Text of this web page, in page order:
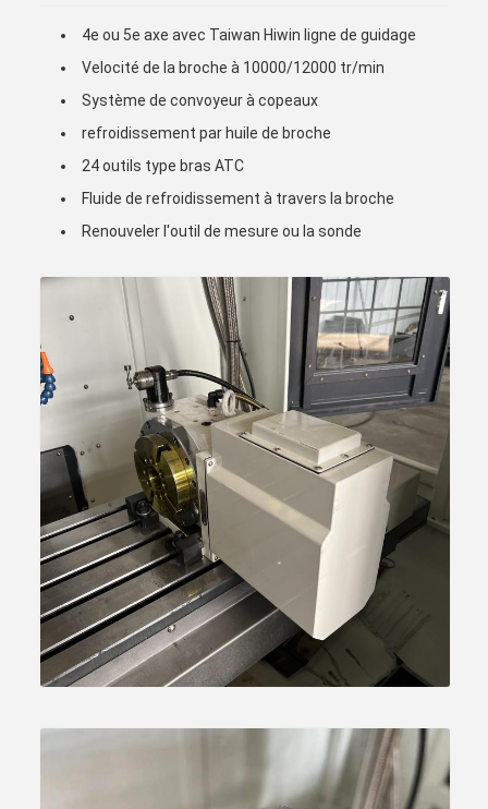
4e ou 5e axe avec Taiwan Hiwin ligne de guidage
Velocité de la broche à 10000/12000 tr/min
Système de convoyeur à copeaux
refroidissement par huile de broche
24 outils type bras ATC
Fluide de refroidissement à travers la broche
Renouveler l'outil de mesure ou la sonde